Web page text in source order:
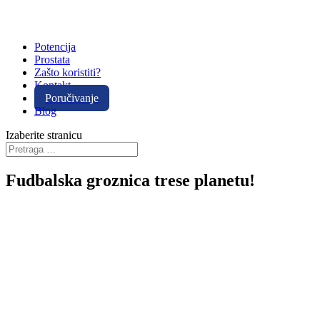
Potencija
Prostata
Zašto koristiti?
Kontakt
Poručivanje
Blog
Izaberite stranicu
Fudbalska groznica trese planetu!